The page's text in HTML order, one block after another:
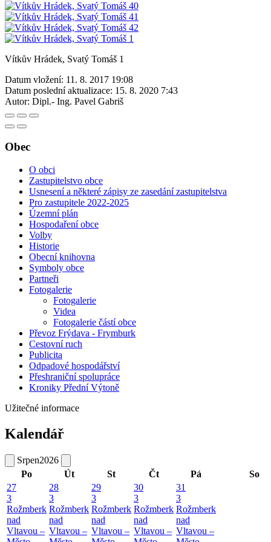
Vítkův Hrádek, Svatý Tomáš 1
Datum vložení: 11. 8. 2017 19:08
Datum poslední aktualizace: 15. 8. 2020 7:43
Autor: Dipl.- Ing. Pavel Gabriš
Obec
O obci
Zastupitelstvo obce
Usnesení a některé zápisy ze zasedání zastupitelstva
Pro zastupitele 2022-2025
Územní plán
Hospodaření obce
Volby
Historie
Obecní knihovna
Symboly obce
Partneři
Fotogalerie
Fotogalerie
Videa
Fotogalerie částí obce
Převoz Frýdava - Frymburk
Cestovní ruch
Publicita
Odpadové hospodářství
Přeshraniční spolupráce
Kroniky Přední Výtoně
Užitečné informace
Kalendář
Srpen2026
Po
Út St Čt Pá
So
27
3
Rožmberk
nad
Vltavou –
28
3
Rožmberk
nad
Vltavou –
29
3
Rožmberk
nad
Vltavou –
30
3
Rožmberk
nad
Vltavou –
31
3
Rožmberk
nad
Vltavou –